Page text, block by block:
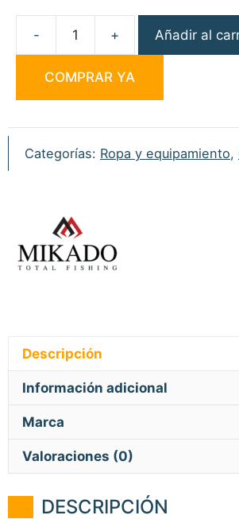
Mikado
Boots
cantidad
Añadir al
COMPRAR YA
Categorías: Ropa y equipamiento,
Descripción
Información adicional
Marca
Valoraciones (0)
DESCRIPCIÓN